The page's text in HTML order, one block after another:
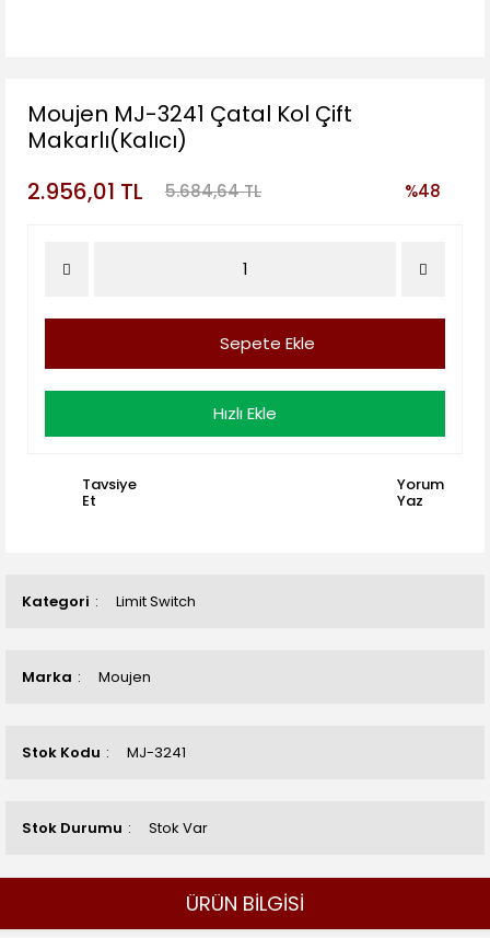
Kategori Limit Switch
Marka Moujen
Stok Kodu MJ-3241
Stok Durumu Stok Var
Moujen MJ-3241 Çatal Kol Çift
Makarlı(Kalıcı)
2.956,01 TL
5.684,64 TL %48
Sepete Ekle
Hızlı Ekle
Tavsiye
Et
Yorum
Yaz
ÜRÜN BİLGİSİ